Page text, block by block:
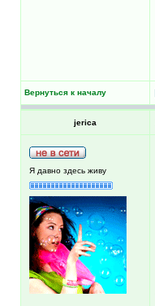
Вернуться к началу
jerica
Я давно здесь живу